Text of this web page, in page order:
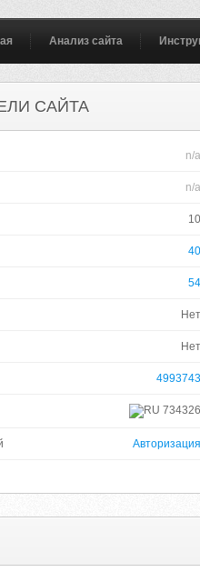
Анализ сайта
САЙТА
n/a
n/a
10
40
54
Нет
Нет
4993743
734326
Авторизация